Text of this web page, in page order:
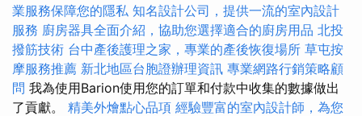
業服務保障您的隱私 知名設計公司，提供一流的室內設計
服務 廚房器具全面介紹，協助您選擇適合的廚房用品 北投
撥筋技術 台中產後護理之家，專業的產後恢復場所 草屯按
摩服務推薦 新北地區台胞證辦理資訊 專業網路行銷策略顧
問 我為使用Barion使用您的訂單和付款中收集的數據做出
了貢獻。 精美外燴點心品項 經驗豐富的室內設計師，為您